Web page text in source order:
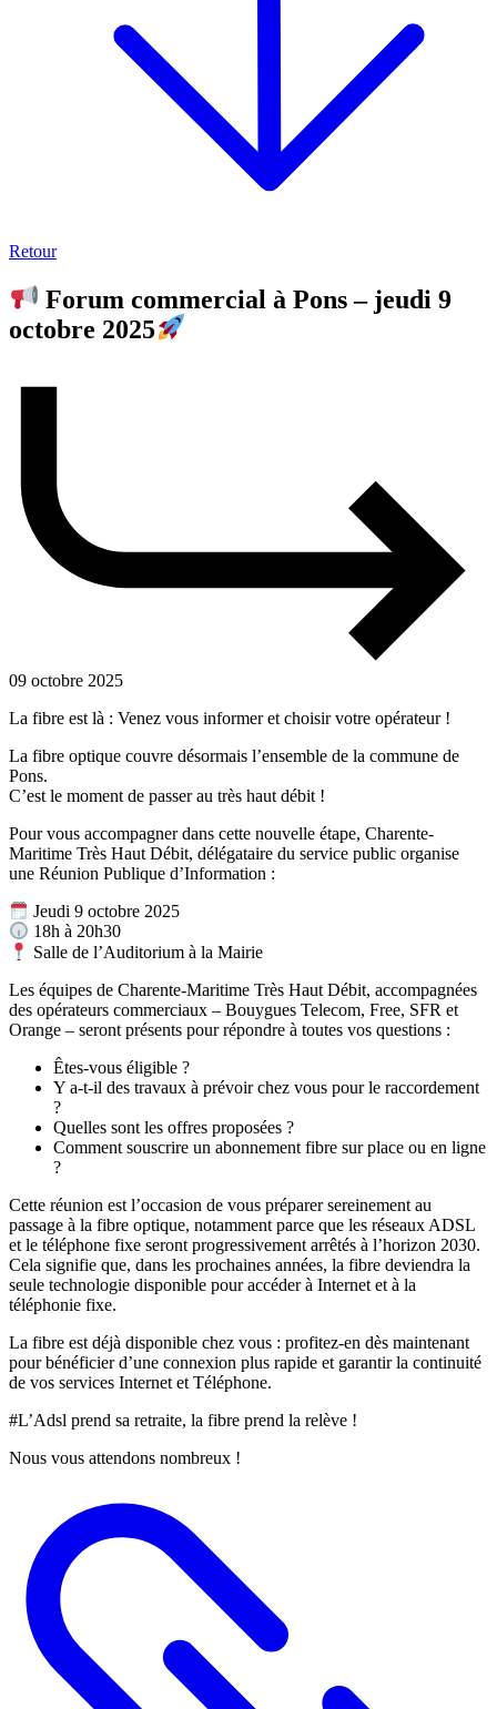
Retour
Forum commercial à Pons – jeudi 9
octobre 2025
09 octobre 2025
La fibre est là : Venez vous informer et choisir votre opérateur !
La fibre optique couvre désormais l’ensemble de la commune de
Pons.
C’est le moment de passer au très haut débit !
Pour vous accompagner dans cette nouvelle étape, Charente-
Maritime Très Haut Débit, délégataire du service public organise
une Réunion Publique d’Information :
Jeudi 9 octobre 2025
18h à 20h30
Salle de l’Auditorium à la Mairie
Les équipes de Charente-Maritime Très Haut Débit, accompagnées
des opérateurs commerciaux – Bouygues Telecom, Free, SFR et
Orange – seront présents pour répondre à toutes vos questions :
Êtes-vous éligible ?
Y a-t-il des travaux à prévoir chez vous pour le raccordement
?
Quelles sont les offres proposées ?
Comment souscrire un abonnement fibre sur place ou en ligne
?
Cette réunion est l’occasion de vous préparer sereinement au
passage à la fibre optique, notamment parce que les réseaux ADSL
et le téléphone fixe seront progressivement arrêtés à l’horizon 2030.
Cela signifie que, dans les prochaines années, la fibre deviendra la
seule technologie disponible pour accéder à Internet et à la
téléphonie fixe.
La fibre est déjà disponible chez vous : profitez-en dès maintenant
pour bénéficier d’une connexion plus rapide et garantir la continuité
de vos services Internet et Téléphone.
#L’Adsl prend sa retraite, la fibre prend la relève !
Nous vous attendons nombreux !